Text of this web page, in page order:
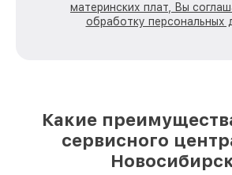
материнских плат, Вы
обработку персональных
Какие
сервисного